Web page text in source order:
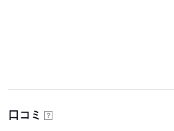
口コミ ？